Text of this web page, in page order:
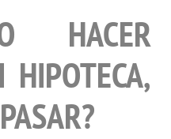
HACER